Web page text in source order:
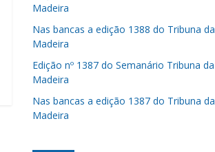
Madeira
Nas bancas a edição 1388 do Tribuna da
Madeira
Edição nº 1387 do Semanário Tribuna da
Madeira
Nas bancas a edição 1387 do Tribuna da
Madeira